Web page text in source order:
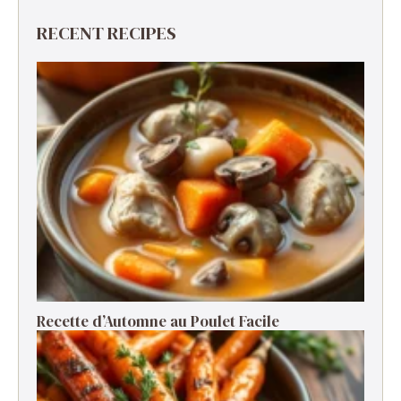
d
e
o
RECENT RECIPES
Recette d’Automne au Poulet Facile